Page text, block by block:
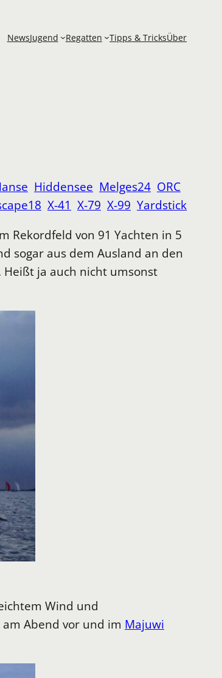
NewsJugend Regatten Tipps & TricksÜber
Hiddensee Melges24 ORC
X-41 X-79 X-99 Yardstick
Rekordfeld von 91 Yachten in 5
sogar aus dem Ausland an den
ja auch nicht umsonst
Wind und
Abend vor und im Majuwi